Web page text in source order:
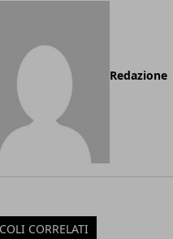
Redazione
CORRELATI